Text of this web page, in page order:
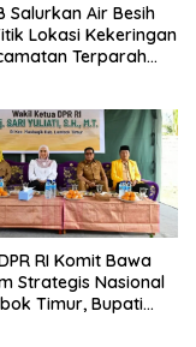
Salurkan Air Besih
Lokasi Kekeringan
Terparah
RI Komit Bawa
Strategis Nasional
Timur, Bupati